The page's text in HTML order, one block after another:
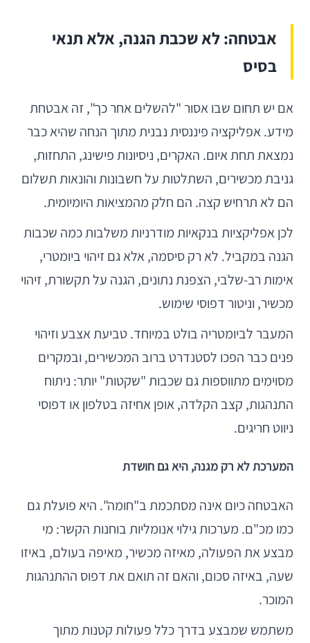
אבטחה: לא שכבת הגנה, אלא תנאי
בסיס
אם יש תחום שבו אסור "להשלים אחר כך", זה אבטחת
מידע. אפליקציה פיננסית נבנית מתוך הנחה שהיא כבר
נמצאת תחת איום. האקרים, ניסיונות פישינג, התחזות,
גניבת מכשירים, השתלטות על חשבונות והונאות תשלום
הם לא תרחיש קצה. הם חלק מהמציאות היומיומית.
לכן אפליקציות בנקאיות מודרניות משלבות כמה שכבות
הגנה במקביל. לא רק סיסמה, אלא גם זיהוי ביומטרי,
אימות רב-שלבי, הצפנת נתונים, הגנה על תקשורת, זיהוי
מכשיר, וניטור דפוסי שימוש.
המעבר לביומטריה בולט במיוחד. טביעת אצבע וזיהוי
פנים כבר הפכו לסטנדרט ברוב המכשירים, ובמקרים
מסוימים מתווספות גם שכבות "שקטות" יותר: ניתוח
התנהגות, קצב הקלדה, אופן אחיזה בטלפון או דפוסי
ניווט חריגים.
המערכת לא רק מגנה, היא גם חושדת
האבטחה כיום אינה מסתכמת ב"חומה". היא פועלת גם
כמו מכ"ם. מערכות גילוי אנומליות בוחנות הקשר: מי
מבצע את הפעולה, מאיזה מכשיר, מאיפה בעולם, באיזו
שעה, באיזה סכום, והאם זה תואם את דפוס ההתנהגות
המוכר.
משתמש שמבצע בדרך כלל פעולות קטנות מתוך